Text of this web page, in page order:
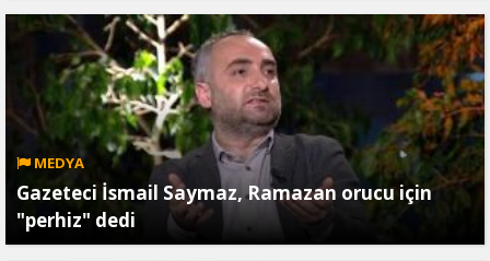
MEDYA
Gazeteci İsmail Saymaz, Ramazan orucu için
"perhiz" dedi